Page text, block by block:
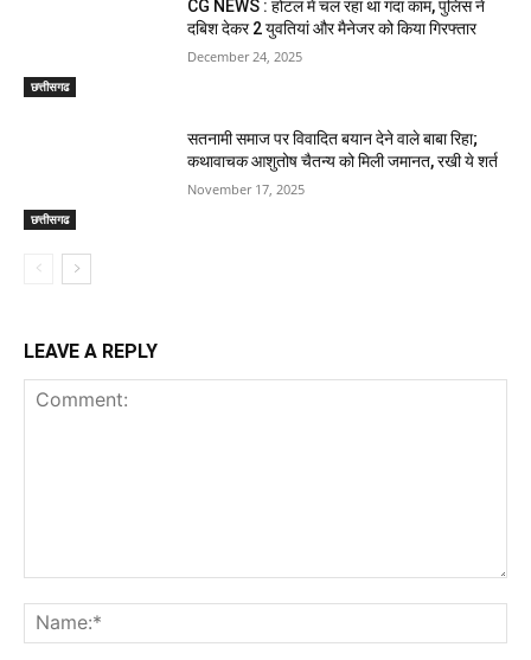
छत्तीसगढ
CG NEWS : होटल में चल रहा था गंदा काम, पुलिस ने
दबिश देकर 2 युवतियां और मैनेजर को किया गिरफ्तार
December 24, 2025
छत्तीसगढ
सतनामी समाज पर विवादित बयान देने वाले बाबा रिहा;
कथावाचक आशुतोष चैतन्य को मिली जमानत, रखी ये शर्त
November 17, 2025
LEAVE A REPLY